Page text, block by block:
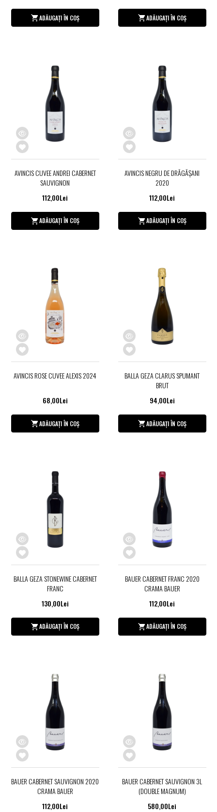
ADĂUGAȚI ÎN COȘ ADĂUGAȚI ÎN COȘ
AVINCIS CUVEE ANDREI CABERNET
SAUVIGNON
112,00Lei
ADĂUGAȚI ÎN COȘ
AVINCIS NEGRU DE DRĂGĂŞANI
2020
112,00Lei
ADĂUGAȚI ÎN COȘ
AVINCIS ROSE CUVEE ALEXIS 2024
68,00Lei
ADĂUGAȚI ÎN COȘ
BALLA GEZA CLARUS SPUMANT
BRUT
94,00Lei
ADĂUGAȚI ÎN COȘ
BALLA GEZA STONEWINE CABERNET
FRANC
130,00Lei
ADĂUGAȚI ÎN COȘ
BAUER CABERNET FRANC 2020
CRAMA BAUER
112,00Lei
ADĂUGAȚI ÎN COȘ
BAUER CABERNET SAUVIGNON 2020
CRAMA BAUER
112,00Lei
BAUER CABERNET SAUVIGNON 3L
(DOUBLE MAGNUM)
580,00Lei